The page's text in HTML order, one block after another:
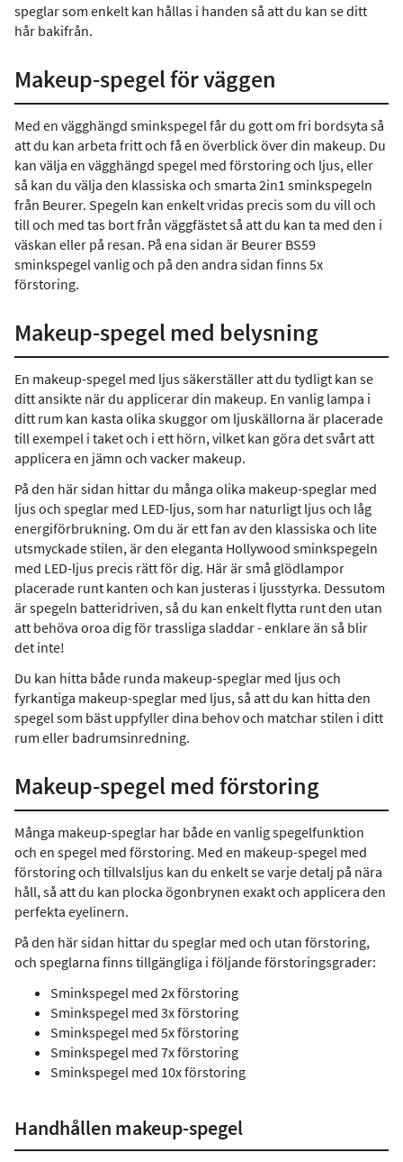
speglar som enkelt kan hållas i handen så att du kan se ditt
hår bakifrån.
Makeup-spegel för väggen
Med en vägghängd sminkspegel får du gott om fri bordsyta så
att du kan arbeta fritt och få en överblick över din makeup. Du
kan välja en vägghängd spegel med förstoring och ljus, eller
så kan du välja den klassiska och smarta 2in1 sminkspegeln
från Beurer. Spegeln kan enkelt vridas precis som du vill och
till och med tas bort från väggfästet så att du kan ta med den i
väskan eller på resan. På ena sidan är Beurer BS59
sminkspegel vanlig och på den andra sidan finns 5x
förstoring.
Makeup-spegel med belysning
En makeup-spegel med ljus säkerställer att du tydligt kan se
ditt ansikte när du applicerar din makeup. En vanlig lampa i
ditt rum kan kasta olika skuggor om ljuskällorna är placerade
till exempel i taket och i ett hörn, vilket kan göra det svårt att
applicera en jämn och vacker makeup.
På den här sidan hittar du många olika makeup-speglar med
ljus och speglar med LED-ljus, som har naturligt ljus och låg
energiförbrukning. Om du är ett fan av den klassiska och lite
utsmyckade stilen, är den eleganta Hollywood sminkspegeln
med LED-ljus precis rätt för dig. Här är små glödlampor
placerade runt kanten och kan justeras i ljusstyrka. Dessutom
är spegeln batteridriven, så du kan enkelt flytta runt den utan
att behöva oroa dig för trassliga sladdar - enklare än så blir
det inte!
Du kan hitta både runda makeup-speglar med ljus och
fyrkantiga makeup-speglar med ljus, så att du kan hitta den
spegel som bäst uppfyller dina behov och matchar stilen i ditt
rum eller badrumsinredning.
Makeup-spegel med förstoring
Många makeup-speglar har både en vanlig spegelfunktion
och en spegel med förstoring. Med en makeup-spegel med
förstoring och tillvalsljus kan du enkelt se varje detalj på nära
håll, så att du kan plocka ögonbrynen exakt och applicera den
perfekta eyelinern.
På den här sidan hittar du speglar med och utan förstoring,
och speglarna finns tillgängliga i följande förstoringsgrader:
Sminkspegel med 2x förstoring
Sminkspegel med 3x förstoring
Sminkspegel med 5x förstoring
Sminkspegel med 7x förstoring
Sminkspegel med 10x förstoring
Handhållen makeup-spegel